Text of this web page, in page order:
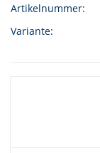
Artikelnummer:
Variante: